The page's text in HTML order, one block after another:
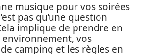
musique pour vos soirées
pas qu’une question
implique de prendre en
vos
camping et les règles en